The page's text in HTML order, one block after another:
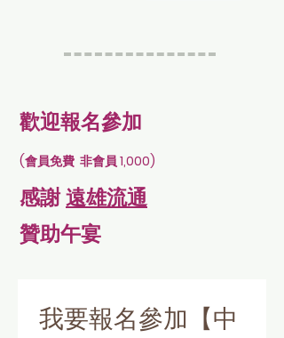
歡迎報名參加
(會員免費 非會員 1,000)
感謝遠雄流通
贊助午宴
我要報名參加【中